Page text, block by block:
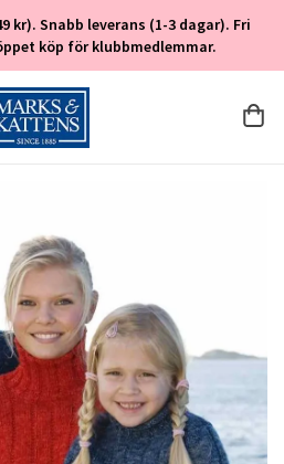
kr). Snabb leverans (1-3 dagar). Fri
köp för klubbmedlemmar.